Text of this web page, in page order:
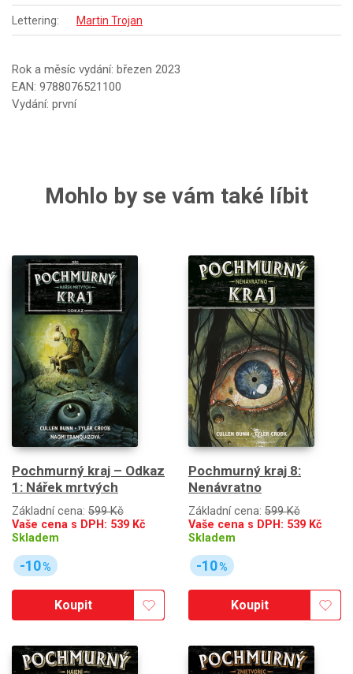
Lettering: Martin Trojan
Rok a měsíc vydání: březen 2023
EAN: 9788076521100
Vydání: první
Mohlo by se vám také líbit
Pochmurný kraj – Odkaz
1: Nářek mrtvých
Základní cena: 599 Kč
Vaše cena s DPH: 539 Kč
Skladem
-10%
Koupit
Pochmurný kraj 8:
Nenávratno
Základní cena: 599 Kč
Vaše cena s DPH: 539 Kč
Skladem
-10%
Koupit